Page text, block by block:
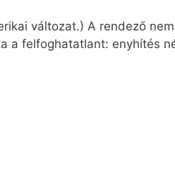
változat.) A rendező
a felfoghatatlant: enyhítés